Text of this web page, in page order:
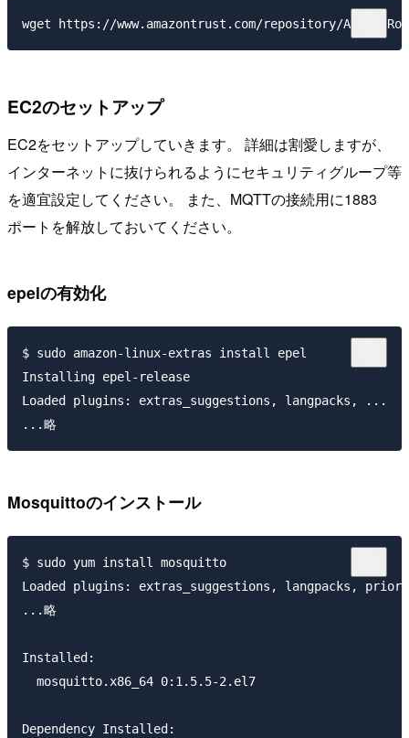
EC2のセットアップ
EC2をセットアップしていきます。 詳細は割愛しますが、
インターネットに抜けられるようにセキュリティグループ等
を適宜設定してください。 また、MQTTの接続用に1883
ポートを解放しておいてください。
epelの有効化
$ sudo amazon-linux-extras install epel
Installing epel-release
Loaded plugins: extras_suggestions, langpacks, ...
Mosquittoのインストール
$ sudo yum install mosquitto
Loaded plugins: extras_suggestions, langpacks,
...略
Installed:
  mosquitto.x86_64 0:1.5.5-2.el7
Dependency Installed: